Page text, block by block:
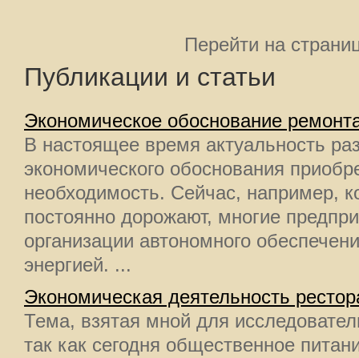
Перейти на
Публикации и статьи
Экономическое обоснование
В настоящее время актуальность
экономического обоснования
необходимость. Сейчас, например,
постоянно дорожают, многие
организации автономного
энергией. ...
Экономическая деятельность
Тема, взятая мной для
так как сегодня общественное